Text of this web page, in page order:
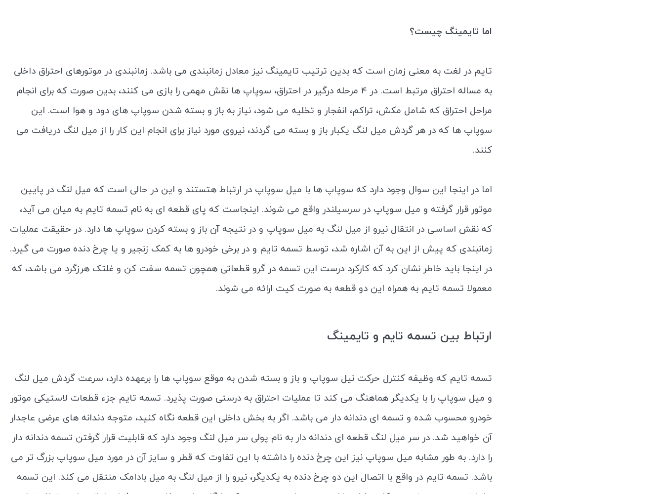
اما تایمینگ چیست؟
تایم در لغت به معنی زمان است که بدین ترتیب تایمینگ نیز معادل زمانبندی می باشد. زمانبندی در موتورهای احتراق داخلی
به مساله احتراق مرتبط است. در 4 مرحله درگیر در احتراق، سوپاپ ها نقش مهمی را بازی می کنند، بدین صورت که برای انجام
مراحل احتراق که شامل مکش، تراکم، انفجار و تخلیه می شود، نیاز به باز و بسته شدن سوپاپ های دود و هوا است. این
سوپاپ ها که در هر گردش میل لنگ یکبار باز و بسته می گردند، نیروی مورد نیاز برای انجام این کار را از میل لنگ دریافت می
کنند.
اما در اینجا این سوال وجود دارد که سوپاپ ها با میل سوپاپ در ارتباط هتستند و این در حالی است که میل لنگ در پایین
موتور قرار گرفته و میل سوپاپ در سرسیلندر واقع می شوند. اینجاست که پای قطعه ای به نام تسمه تایم به میان می آید،
که نقش اساسی در انتقال نیرو از میل لنگ به میل سوپاپ و در نتیجه آن باز و بسته کردن سوپاپ ها دارد. در حقیقت عملیات
زمانبندی که پیش از این به آن اشاره شد، توسط تسمه تایم و در برخی خودرو ها به کمک زنجیر و یا چرخ دنده صورت می گیرد.
در اینجا باید خاطر نشان کرد که کارکرد درست این تسمه در گرو قطعاتی همچون تسمه سفت کن و غلتک هرزگرد می باشد، که
معمولا تسمه تایم به همراه این دو قطعه به صورت کیت ارائه می شوند.
ارتباط بین تسمه تایم و تایمینگ
تسمه تایم که وظیفه کنترل حرکت نیل سوپاپ و باز و بسته شدن به موقع سوپاپ ها را برعهده دارد، سرعت گردش میل لنگ
و میل سوپاپ را با یکدیگر هماهنگ می کند تا عملیات احتراق به درستی صورت پذیرد. تسمه تایم جزء قطعات لاستیکی موتور
خودرو محسوب شده و تسمه ای دندانه دار می باشد. اگر به بخش داخلی این قطعه نگاه کنید، متوجه دندانه های عرضی عاجدار
آن خواهید شد. در سر میل لنگ قطعه ای دندانه دار به نام پولی سر میل لنگ وجود دارد که قابلیت قرار گرفتن تسمه دندانه دار
را دارد. به طور مشابه میل سوپاپ نیز این چرخ دنده را داشته با این تفاوت که قطر و سایز آن در مورد میل سوپاپ بزرگ تر می
باشد. تسمه تایم در واقع با اتصال این دو چرخ دنده به یکدیگر، نیرو را از میل لنگ به میل بادامک منتقل می کند. این تسمه